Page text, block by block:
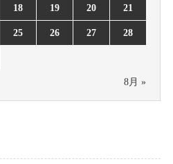
18 19 20 21
25 26 27 28
8月 »